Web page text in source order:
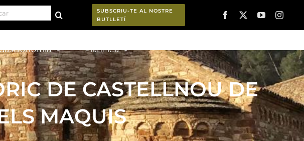
for:
SUBSCRIU-TE AL NOSTRE
BUTLLETÍ
Planifica
DE CASTELLNOU DE
MAQUIS